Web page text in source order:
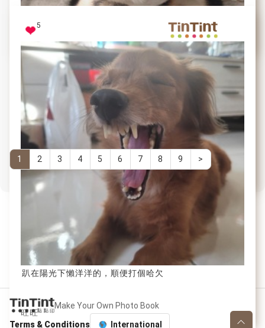
時不時就裝可愛，吸引大家注意，還偷眨眼電大家一下
～
搞怪Hana
5
趴在陽光下懶洋洋的，順便打個哈欠
旺旺
1 2 3 4 5 6 7 8 9 >
Total
pages
Make Your Own Photo Book
Terms & Conditions International